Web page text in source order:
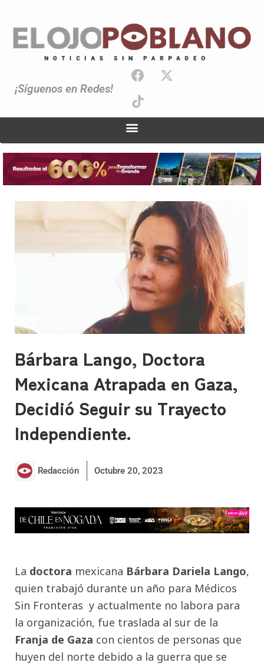
¡Síguenos en Redes!
Bárbara Lango, Doctora
Mexicana Atrapada en Gaza,
Decidió Seguir su Trayecto
Independiente.
Redacción Octubre 20, 2023
La doctora mexicana Bárbara Dariela Lango,
quien trabajó durante un año para Médicos
Sin Fronteras y actualmente no labora para
la organización, fue traslada al sur de la
Franja de Gaza con cientos de personas que
huyen del norte debido a la guerra que se